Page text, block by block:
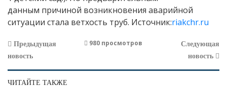
данным причиной возникновения аварийной
ситуации стала ветхость труб. Источник:riakchr.ru
Предыдущая
новость
980 просмотров
Следующая
новость
ЧИТАЙТЕ ТАКЖЕ